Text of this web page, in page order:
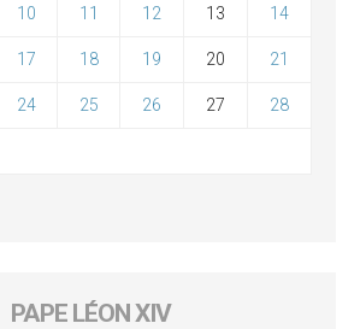
10 11 12 13 14
17 18 19 20 21
24 25 26 27 28
PAPE LÉON XIV